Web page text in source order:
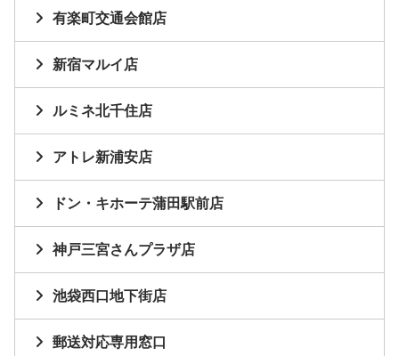
有楽町交通会館店
新宿マルイ店
ルミネ北千住店
アトレ新浦安店
ドン・キホーテ蒲田駅前店
神戸三宮さんプラザ店
池袋西口地下街店
郵送対応専用窓口